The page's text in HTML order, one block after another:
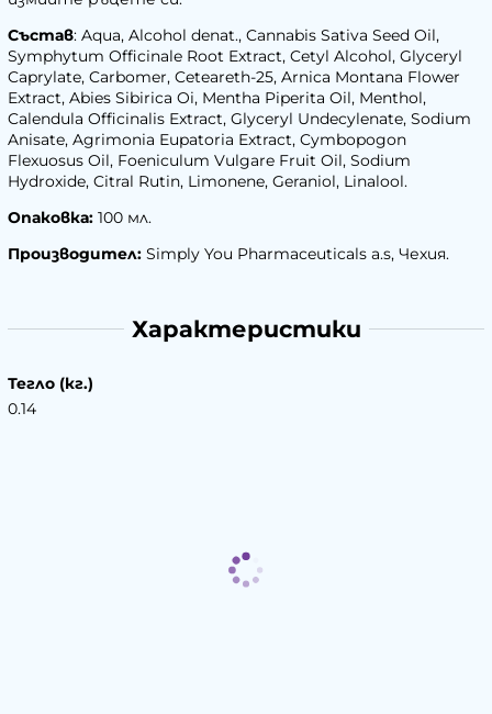
Състав: Aqua, Alcohol denat., Cannabis Sativa Seed Oil,
Symphytum Officinale Root Extract, Cetyl Alcohol, Glyceryl
Caprylate, Carbomer, Ceteareth-25, Arnica Montana Flower
Extract, Abies Sibirica Oi, Mentha Piperita Oil, Menthol,
Calendula Officinalis Extract, Glyceryl Undecylenate, Sodium
Anisate, Agrimonia Eupatoria Extract, Cymbopogon
Flexuosus Oil, Foeniculum Vulgare Fruit Oil, Sodium
Hydroxide, Citral Rutin, Limonene, Geraniol, Linalool.
Опаковка: 100 мл.
Производител: Simply You Pharmaceuticals a.s, Чехия.
Характеристики
Тегло (кг.)
0.14